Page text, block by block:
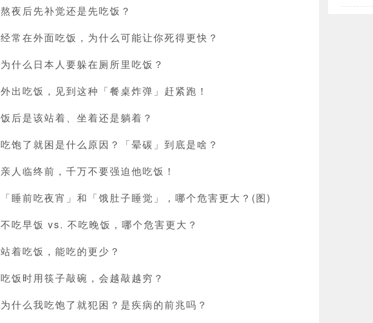
熬夜后先补觉还是先吃饭？
经常在外面吃饭，为什么可能让你死得更快？
为什么日本人要躲在厕所里吃饭？
外出吃饭，见到这种「餐桌炸弹」赶紧跑！
饭后是该站着、坐着还是躺着？
吃饱了就困是什么原因？「晕碳」到底是啥？
亲人临终前，千万不要强迫他吃饭！
「睡前吃夜宵」和「饿肚子睡觉」，哪个危害更大？(图)
不吃早饭 vs. 不吃晚饭，哪个危害更大？
站着吃饭，能吃的更少？
吃饭时用筷子敲碗，会越敲越穷？
为什么我吃饱了就犯困？是疾病的前兆吗？